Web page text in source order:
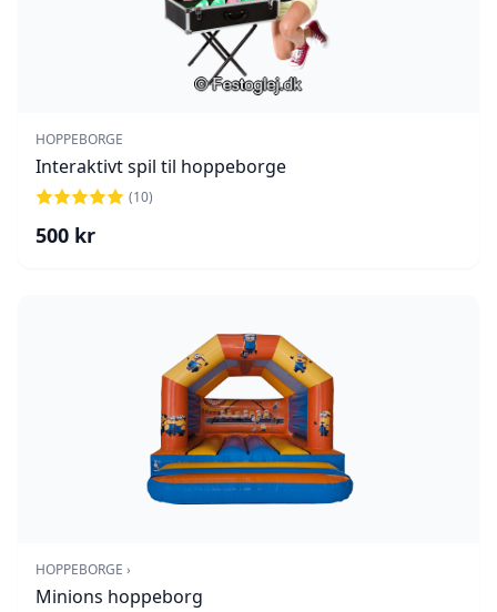
HOPPEBORGE
Interaktivt spil til hoppeborge
(10)
500 kr
HOPPEBORGE ›
Minions hoppeborg